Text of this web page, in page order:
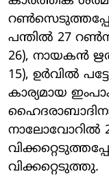
പന്തില്‍ 27
26), നായകന്‍
15), ഉര്‍വില്‍
കാര്യമായ
നാലോവോറില്‍
വിക്കറ്റെടുത്തു.